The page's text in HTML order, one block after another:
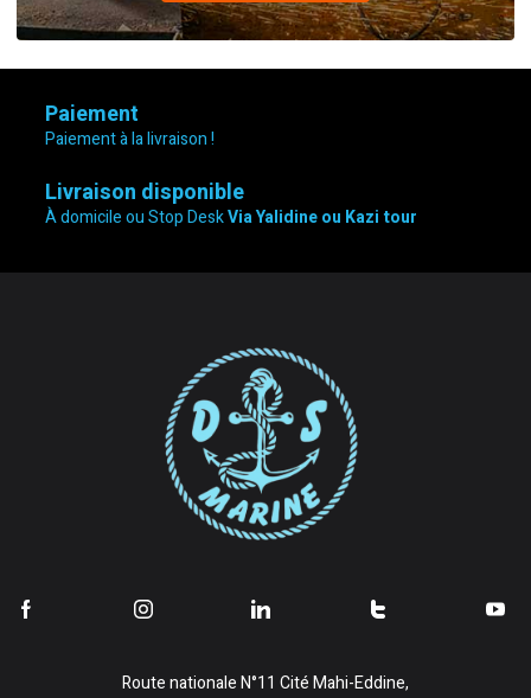
Paiement
Paiement à la livraison !
Livraison disponible
À domicile ou Stop DeskVia Yalidine ou Kazi tour
Route nationale N°11 Cité Mahi-Eddine,